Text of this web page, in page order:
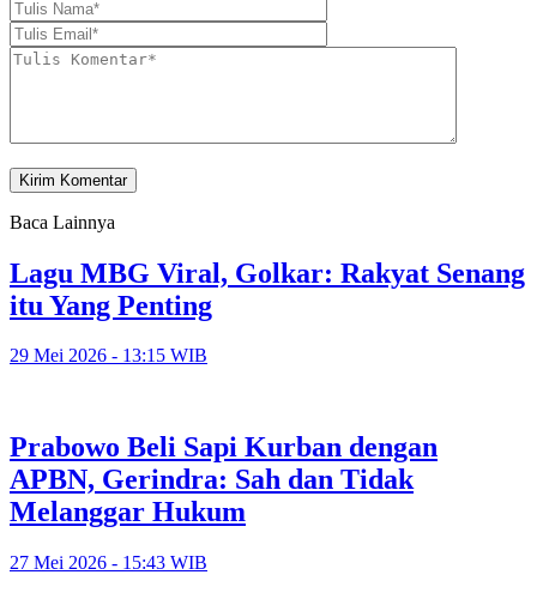
Baca Lainnya
Lagu MBG Viral, Golkar: Rakyat Senang
itu Yang Penting
29 Mei 2026 - 13:15 WIB
Prabowo Beli Sapi Kurban dengan
APBN, Gerindra: Sah dan Tidak
Melanggar Hukum
27 Mei 2026 - 15:43 WIB